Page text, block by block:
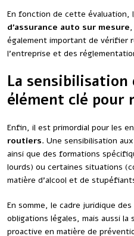
En fonction de cette évaluation,
d’assurance auto sur mesure
également important de vérifier
l’entreprise et des
La
élément clé pour
Enfin, il est primordial pour les
routiers. Une sensibilisation
ainsi que des formations
lourds) ou certaines situations
matière d’alcool et de
En somme, le cadre juridique
obligations légales, mais aussi
proactive en matière de